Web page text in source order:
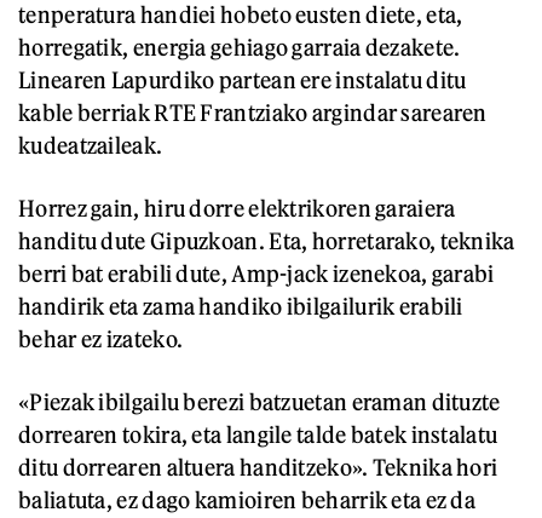
tenperatura handiei hobeto eusten diete, eta,
horregatik, energia gehiago garraia dezakete.
Linearen Lapurdiko partean ere instalatu ditu
kable berriak RTE Frantziako argindar sarearen
kudeatzaileak.
Horrez gain, hiru dorre elektrikoren garaiera
handitu dute Gipuzkoan. Eta, horretarako, teknika
berri bat erabili dute, Amp-jack izenekoa, garabi
handirik eta zama handiko ibilgailurik erabili
behar ez izateko.
«Piezak ibilgailu berezi batzuetan eraman dituzte
dorrearen tokira, eta langile talde batek instalatu
ditu dorrearen altuera handitzeko». Teknika hori
baliatuta, ez dago kamioiren beharrik eta ez da